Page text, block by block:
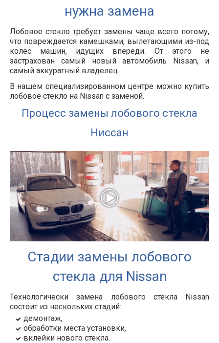
нужна замена
Лобовое стекло требует замены чаще всего потому,
что повреждается камешками, вылетающими из-под
колёс машин, идущих впереди. От этого не
застрахован самый новый автомобиль Nissan, и
самый аккуратный владелец.
В нашем специализированном центре можно купить
лобовое стекло на Nissan с заменой.
Процесс замены лобового стекла
Ниссан
Стадии замены лобового
стекла для Nissan
Технологически замена лобового стекла Nissan
состоит из нескольких стадий:
демонтаж,
обработки места установки,
вклейки нового стекла.